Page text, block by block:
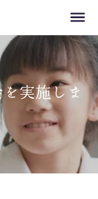
実施しま